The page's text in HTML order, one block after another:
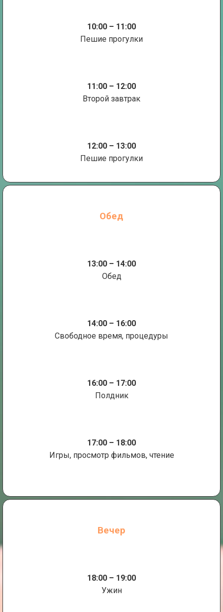
10:00 – 11:00
Пешие прогулки
11:00 – 12:00
Второй завтрак
12:00 – 13:00
Пешие прогулки
Обед
13:00 – 14:00
Обед
14:00 – 16:00
Свободное время, процедуры
16:00 – 17:00
Полдник
17:00 – 18:00
Игры, просмотр фильмов, чтение
Вечер
18:00 – 19:00
Ужин